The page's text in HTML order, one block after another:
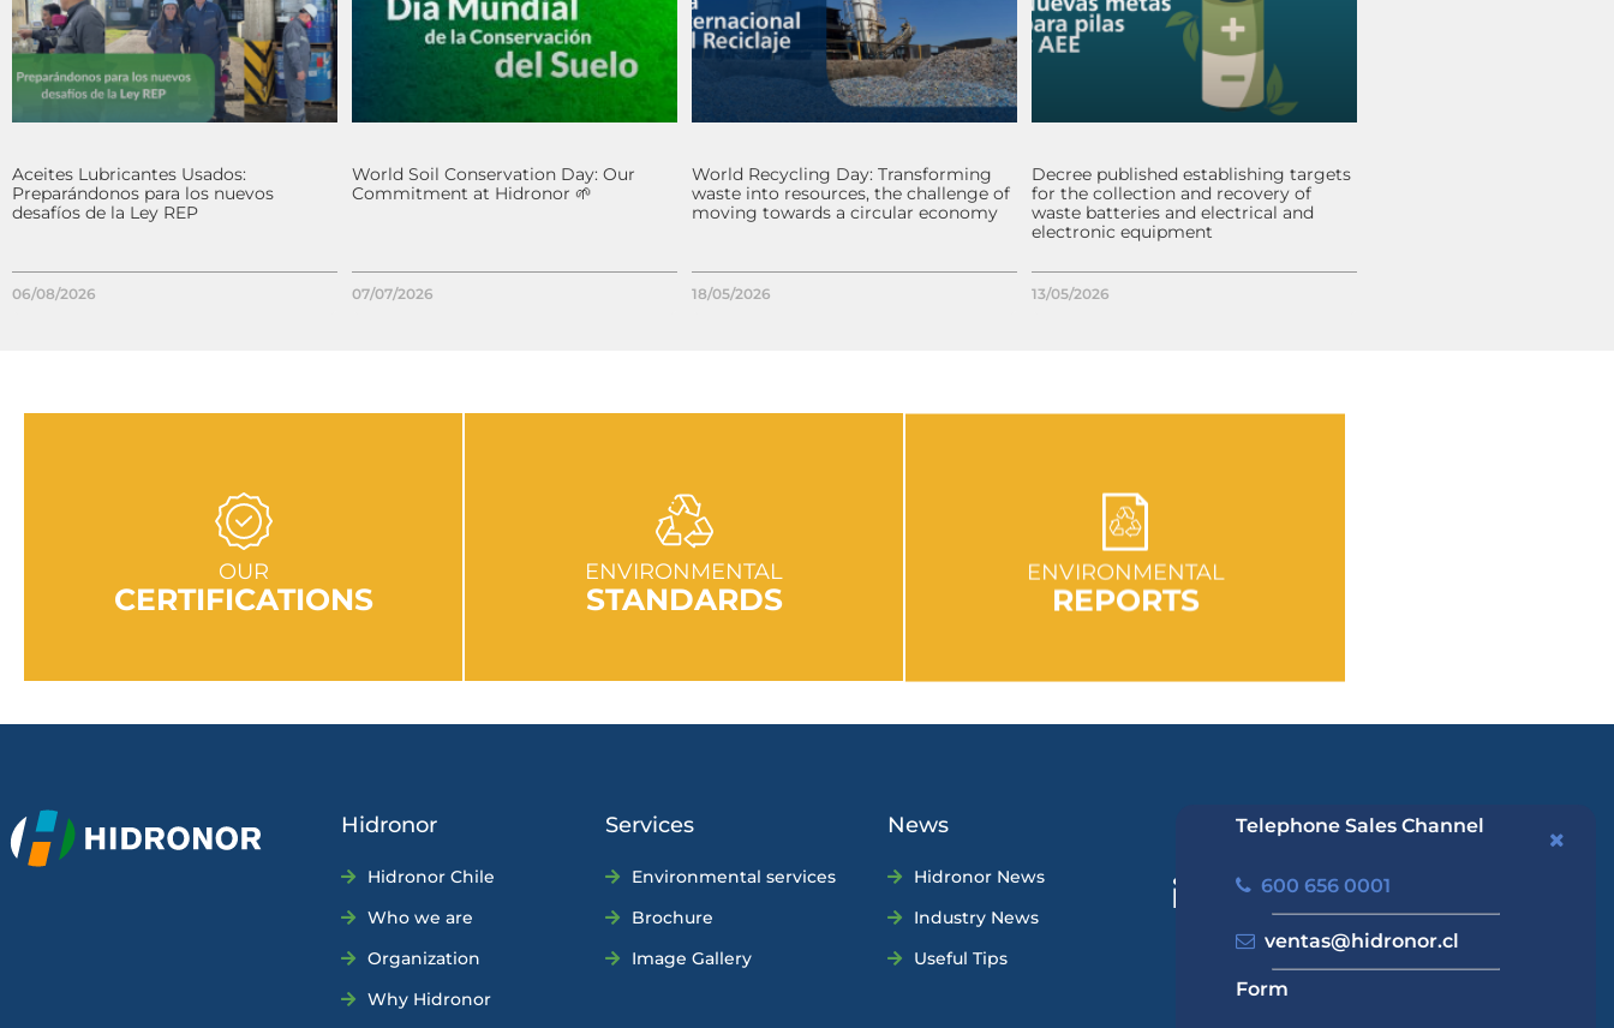
Telephone Sales Channel
600 656 0001
ventas@hidronor.cl
Form
Aceites Lubricantes Usados:
Preparándonos para los nuevos
desafíos de la Ley REP
06/08/2026
World Soil Conservation Day: Our
Commitment at Hidronor 🌱
07/07/2026
World Recycling Day: Transforming
waste into resources, the challenge of
moving towards a circular economy
18/05/2026
Decree published establishing targets
for the collection and recovery of
waste batteries and electrical and
electronic equipment
13/05/2026
OUR
CERTIFICATIONS
GO TO SECTION
ENVIRONMENTAL
STANDARDS
GO TO SECTION
ENVIRONMENTAL
REPORTS
GO TO SECTION
Hidronor
Hidronor Chile
Who we are
Organization
Why Hidronor
Services
Environmental services
Brochure
Image Gallery
News
Hidronor News
Industry News
Useful Tips